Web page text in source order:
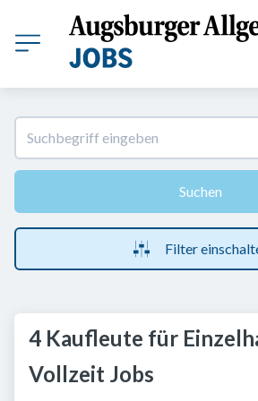
Suchen
Filter
4 Kaufleute für
Vollzeit Jobs